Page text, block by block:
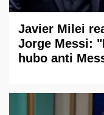
Javier Milei
Jorge Messi:
hubo anti